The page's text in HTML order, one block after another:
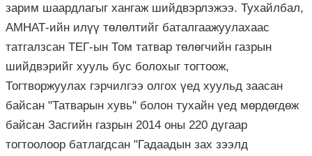
зарим шаардлагыг хангаж шийдвэрлэжээ. Тухайлбал,
АМНАТ-ийн илүү төлөлтийг баталгаажуулахаас
татгалзсан ТЕГ-ын Том татвар төлөгчийн газрын
шийдвэрийг хууль бус болохыг тогтоож,
Тогтворжуулах гэрчилгээ олгох үед хуульд заасан
байсан "Татварын хувь" болон тухайн үед мөрдөгдөж
байсан Засгийн газрын 2014 оны 220 дугаар
тогтоолоор батлагдсан "Гадаадын зах зээлд